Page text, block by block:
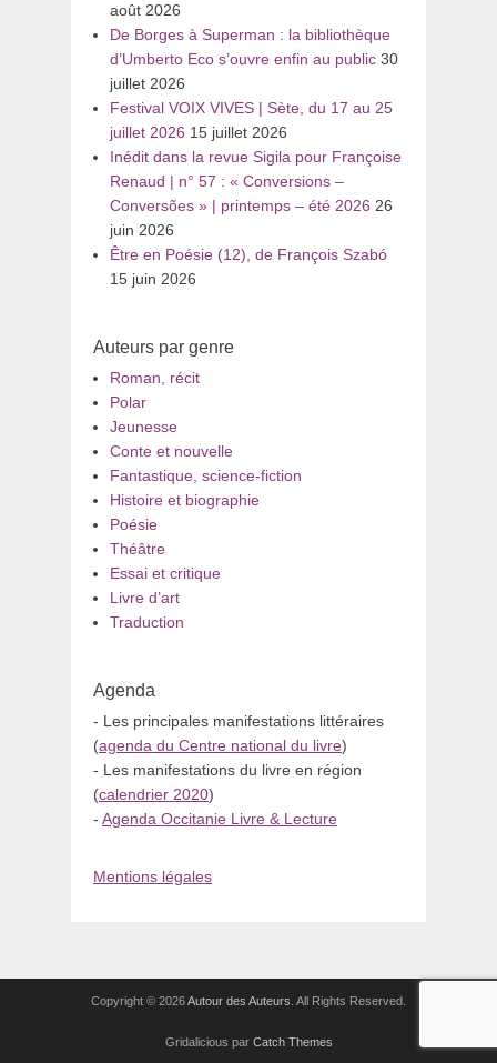
août 2026
De Borges à Superman : la bibliothèque
d’Umberto Eco s’ouvre enfin au public 30
juillet 2026
Festival VOIX VIVES | Sète, du 17 au 25
juillet 2026 15 juillet 2026
Inédit dans la revue Sigila pour Françoise
Renaud | n° 57 : « Conversions –
Conversões » | printemps – été 2026 26
juin 2026
Être en Poésie (12), de François Szabó
15 juin 2026
Auteurs par genre
Roman, récit
Polar
Jeunesse
Conte et nouvelle
Fantastique, science-fiction
Histoire et biographie
Poésie
Théâtre
Essai et critique
Livre d’art
Traduction
Agenda
- Les principales manifestations littéraires
(agenda du Centre national du livre)
- Les manifestations du livre en région
(calendrier 2020)
- Agenda Occitanie Livre & Lecture
Mentions légales
Copyright © 2026Autour des Auteurs . All Rights Reserved.
Gridalicious par Catch Themes